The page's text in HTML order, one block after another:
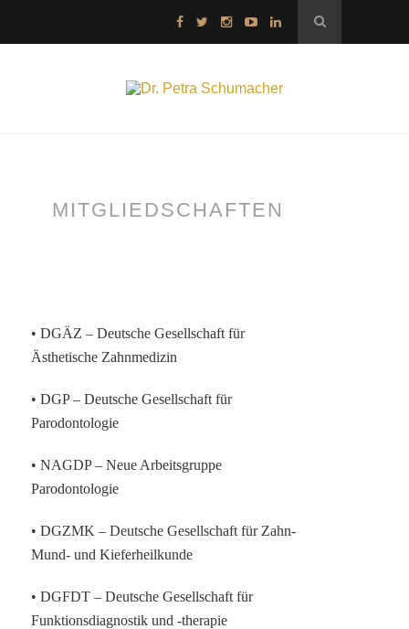
MITGLIEDSCHAFTEN
• DGÄZ – Deutsche Gesellschaft für
Ästhetische Zahnmedizin
• DGP – Deutsche Gesellschaft für
Parodontologie
• NAGDP – Neue Arbeitsgruppe
Parodontologie
• DGZMK – Deutsche Gesellschaft für Zahn-
Mund- und Kieferheilkunde
• DGFDT – Deutsche Gesellschaft für
Funktionsdiagnostik und -therapie